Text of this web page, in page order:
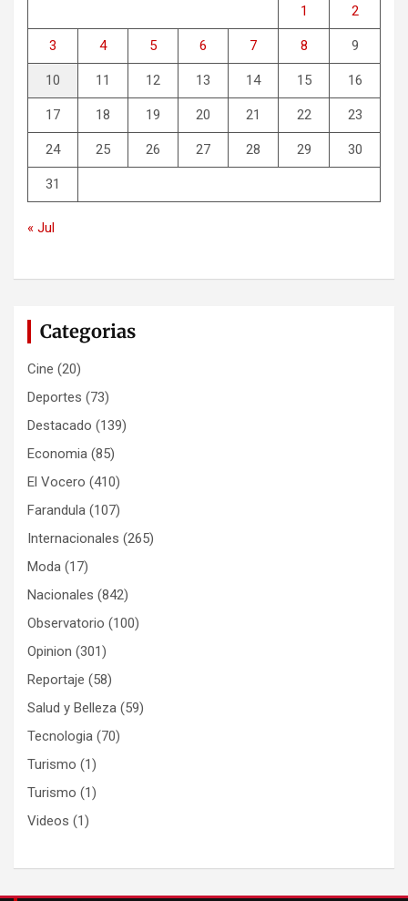
1 2
3 4 5 6 7 8 9
10 11 12 13 14 15 16
17 18 19 20 21 22 23
24 25 26 27 28 29 30
31
« Jul
Categorias
Cine (20)
Deportes (73)
Destacado (139)
Economia (85)
El Vocero (410)
Farandula (107)
Internacionales (265)
Moda (17)
Nacionales (842)
Observatorio (100)
Opinion (301)
Reportaje (58)
Salud y Belleza (59)
Tecnologia (70)
Turismo (1)
Turismo (1)
Videos (1)